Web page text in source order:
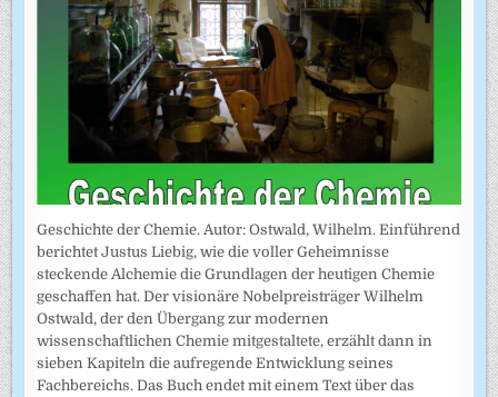
Geschichte der Chemie. Autor: Ostwald, Wilhelm. Einführend
berichtet Justus Liebig, wie die voller Geheimnisse
steckende Alchemie die Grundlagen der heutigen Chemie
geschaffen hat. Der visionäre Nobelpreisträger Wilhelm
Ostwald, der den Übergang zur modernen
wissenschaftlichen Chemie mitgestaltete, erzählt dann in
sieben Kapiteln die aufregende Entwicklung seines
Fachbereichs. Das Buch endet mit einem Text über das